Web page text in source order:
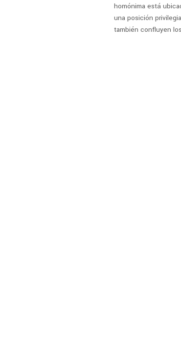
homónima está
una posición
también confluyen